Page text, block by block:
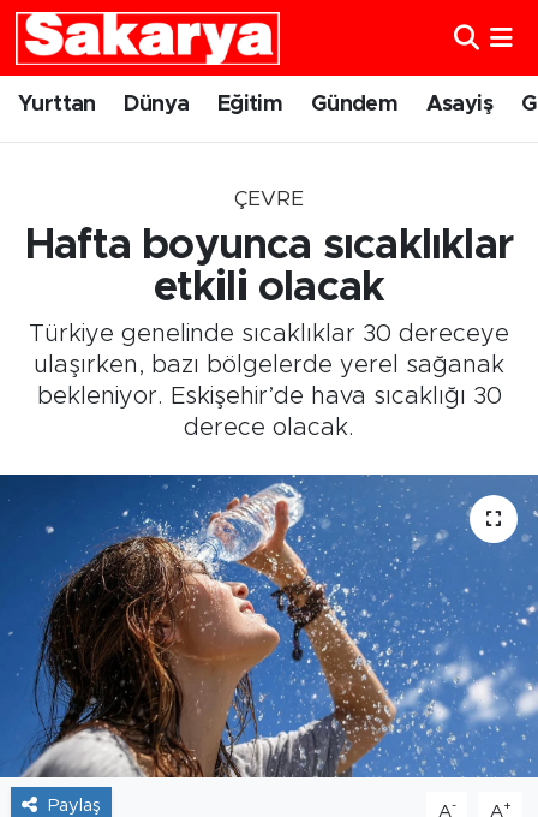
Yurttan Dünya Eğitim Gündem Asayiş
ÇEVRE
Hafta boyunca sıcaklıklar
etkili olacak
Türkiye genelinde sıcaklıklar 30 dereceye
ulaşırken, bazı bölgelerde yerel sağanak
bekleniyor. Eskişehir’de hava sıcaklığı 30
derece olacak.
Paylaş A- A+
Yurttan
Eskişehirspor
Spor
Kültür Sanat
Tarihçe
Resmi İlanlar
Söyleşi
Foto Şaka
Eskişehir Nöbetçi Eczaneler
Eskişehir Namaz Vakitleri
Eskişehir Trafik Yoğunluk Haritası
Süper Lig Puan Durumu ve Fikstür
Tüm Manşetler
Haber Arşivi